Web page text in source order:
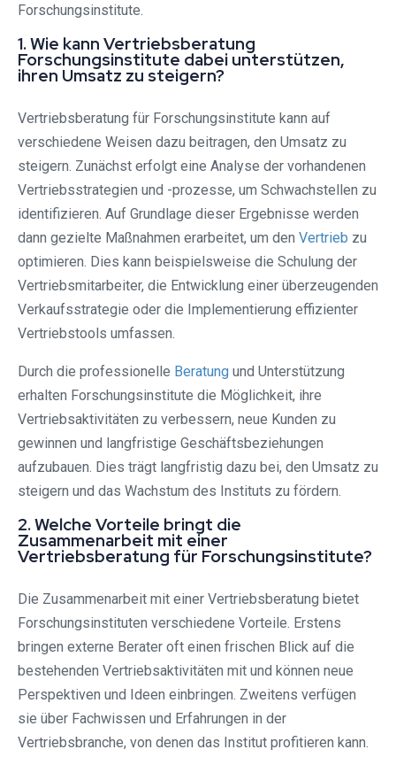
Forschungsinstitute.
1. Wie kann Vertriebsberatung
Forschungsinstitute dabei unterstützen,
ihren Umsatz zu steigern?
Vertriebsberatung für Forschungsinstitute kann auf
verschiedene Weisen dazu beitragen, den Umsatz zu
steigern. Zunächst erfolgt eine Analyse der vorhandenen
Vertriebsstrategien und -prozesse, um Schwachstellen zu
identifizieren. Auf Grundlage dieser Ergebnisse werden
dann gezielte Maßnahmen erarbeitet, um den Vertrieb zu
optimieren. Dies kann beispielsweise die Schulung der
Vertriebsmitarbeiter, die Entwicklung einer überzeugenden
Verkaufsstrategie oder die Implementierung effizienter
Vertriebstools umfassen.
Durch die professionelle Beratung und Unterstützung
erhalten Forschungsinstitute die Möglichkeit, ihre
Vertriebsaktivitäten zu verbessern, neue Kunden zu
gewinnen und langfristige Geschäftsbeziehungen
aufzubauen. Dies trägt langfristig dazu bei, den Umsatz zu
steigern und das Wachstum des Instituts zu fördern.
2. Welche Vorteile bringt die
Zusammenarbeit mit einer
Vertriebsberatung für Forschungsinstitute?
Die Zusammenarbeit mit einer Vertriebsberatung bietet
Forschungsinstituten verschiedene Vorteile. Erstens
bringen externe Berater oft einen frischen Blick auf die
bestehenden Vertriebsaktivitäten mit und können neue
Perspektiven und Ideen einbringen. Zweitens verfügen
sie über Fachwissen und Erfahrungen in der
Vertriebsbranche, von denen das Institut profitieren kann.